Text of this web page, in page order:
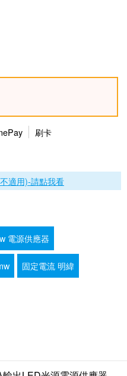
刷卡
適用)-請點我看
電源供應器
固定電流 明緯